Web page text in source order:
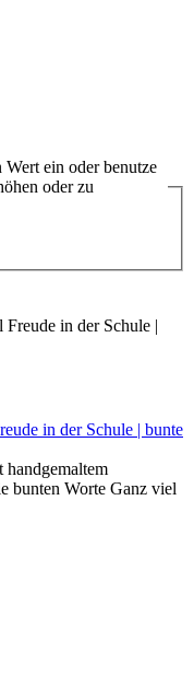
ein oder benutze
oder zu
in der Schule | bunte
bunten Worte Ganz viel